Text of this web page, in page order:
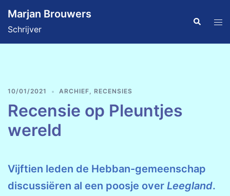
naar
de
inhoud
Marjan Brouwers
Schrijver
Zoeken
10/01/2021 ARCHIEF, RECENSIES
Recensie op Pleuntjes
wereld
Vijftien leden de Hebban-gemeenschap
discussiëren al een poosje over Leegland.